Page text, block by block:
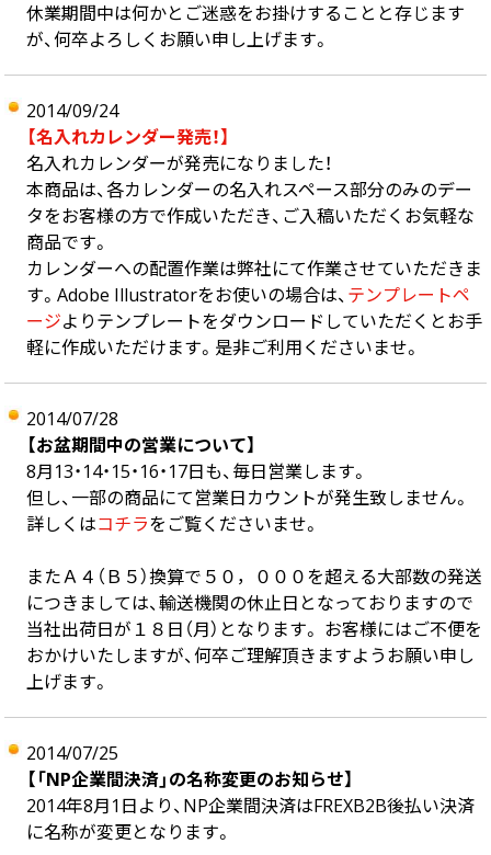
休業期間中は何かとご迷惑をお掛けすることと存じます
が、何卒よろしくお願い申し上げます。
2014/09/24
【名入れカレンダー発売！】
名入れカレンダーが発売になりました！
本商品は、各カレンダーの名入れスペース部分のみのデー
タをお客様の方で作成いただき、ご入稿いただくお気軽な
商品です。
カレンダーへの配置作業は弊社にて作業させていただきま
す。Adobe Illustratorをお使いの場合は、 テンプレートペ
ージよりテンプレートをダウンロードしていただくとお手
軽に作成いただけます。是非ご利用くださいませ。
2014/07/28
【お盆期間中の営業について】
8月13・14・15・16・17日も、毎日営業します。
但し、一部の商品にて営業日カウントが発生致しません。
詳しくはコチラをご覧くださいませ。
またＡ４（Ｂ５）換算で５０，０００を超える大部数の発送
につきましては、輸送機関の休止日となっておりますので
当社出荷日が１８日（月）となります。 お客様にはご不便を
おかけいたしますが、何卒ご理解頂きますようお願い申し
上げます。
2014/07/25
【「NP企業間決済」の名称変更のお知らせ】
2014年8月1日より、NP企業間決済はFREXB2B後払い決済
に名称が変更となります。